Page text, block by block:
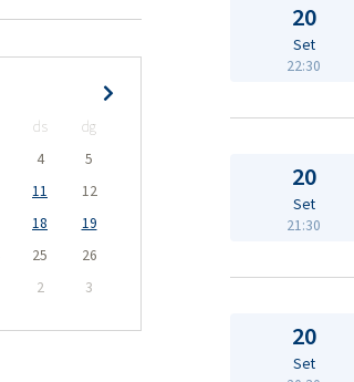
ds
dg
4
5
11
12
18
19
25
26
2 3
20
Set
22:30
20
Set
21:30
20
Set